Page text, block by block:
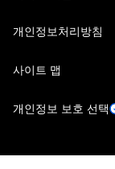
개인정보처리방침
사이트 맵
개인정보 보호 선택